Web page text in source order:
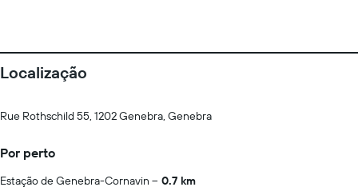
Localização
Rue Rothschild 55, 1202 Genebra, Genebra
Por perto
Estação de Genebra-Cornavin
0.7 km